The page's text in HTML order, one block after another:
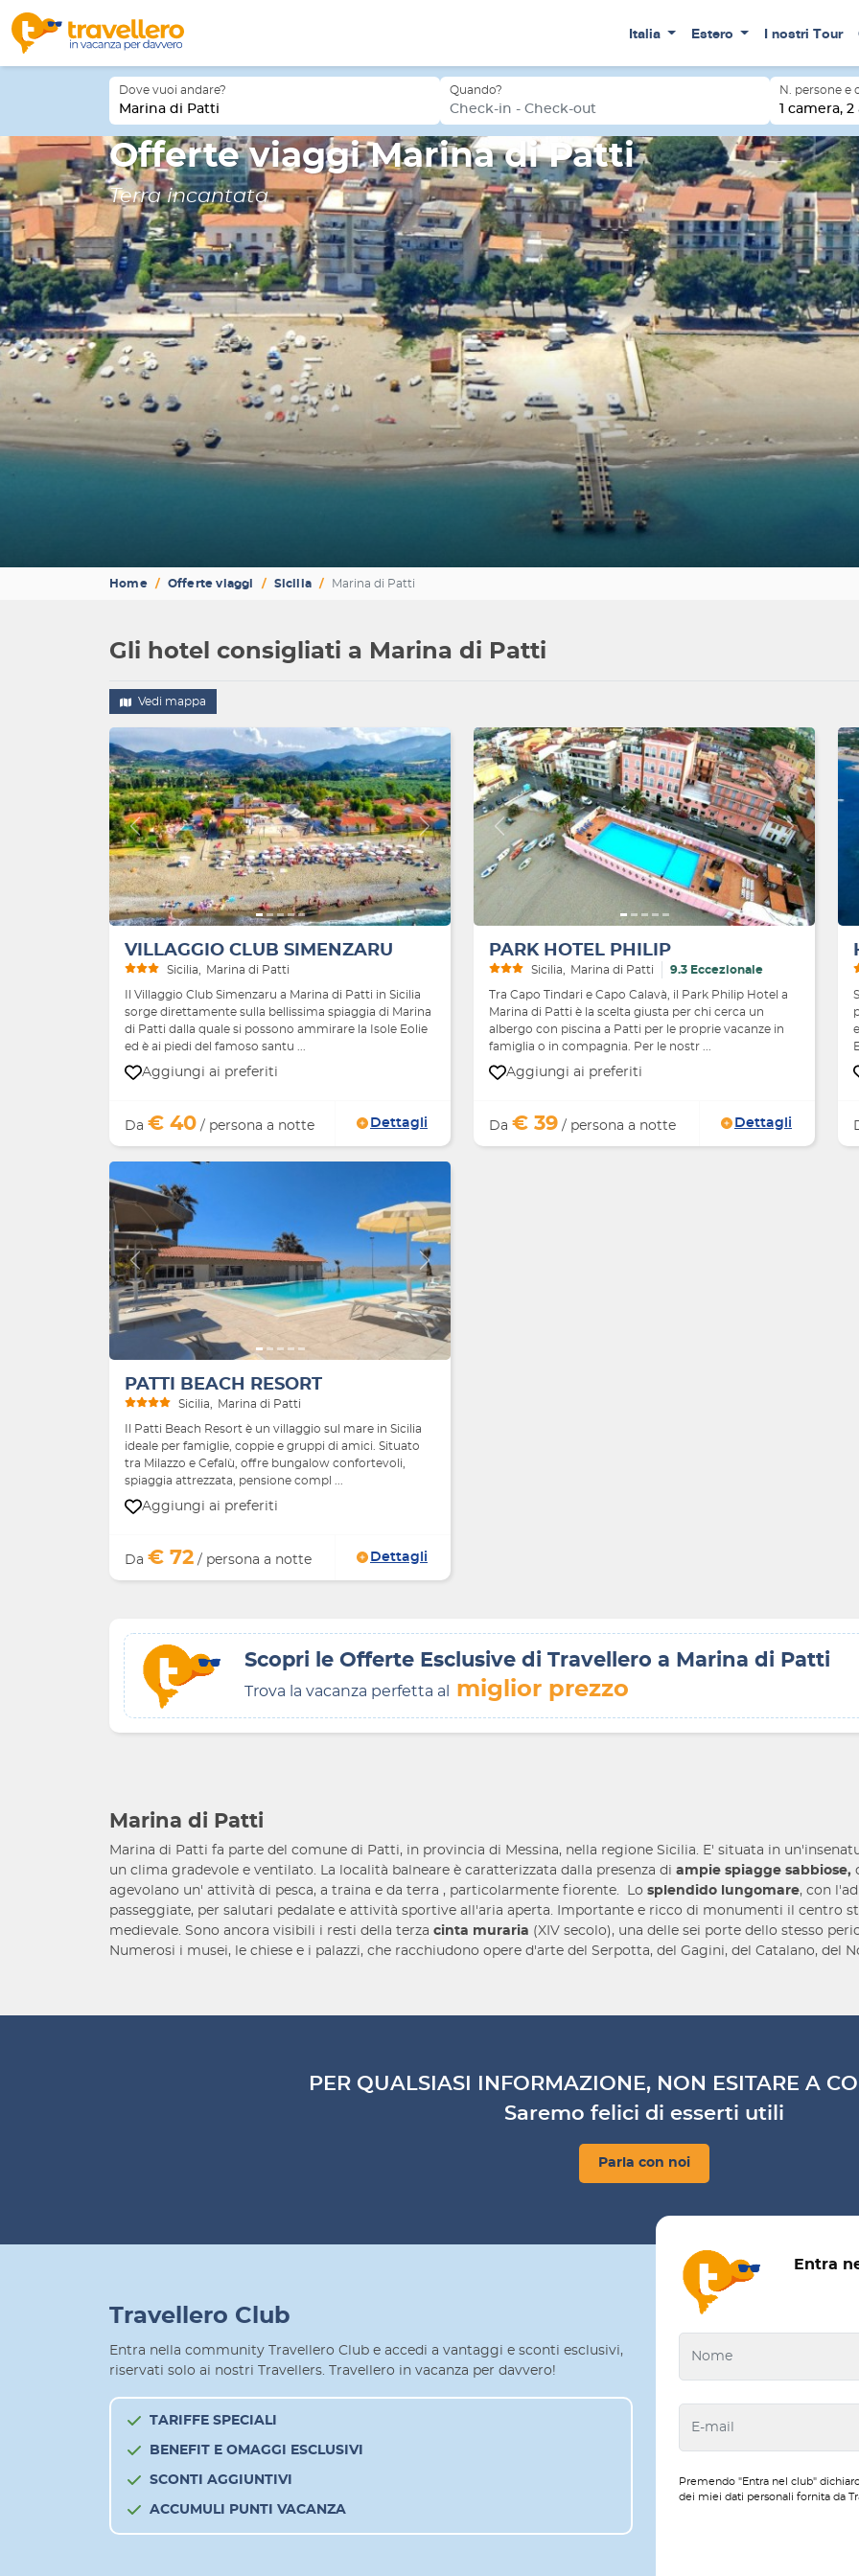
Italia Estero I nostri Tour
Dove vuoi andare?
Marina di Patti
Quando?
Check-in - Check-out
N. persone e
1 camera,
Offerte viaggi Marina di Patti
Terra incantata
Home Offerte viaggi Sicilia Marina di Patti
Gli hotel consigliati a Marina di Patti
Vedi mappa
Indietro Avanti
VILLAGGIO CLUB SIMENZARU
Sicilia Marina di Patti
Il Villaggio Club Simenzaru a Marina di Patti in Sicilia
sorge direttamente sulla bellissima spiaggia di Marina
di Patti dalla quale si possono ammirare la Isole Eolie
ed è ai piedi del famoso santu ...
Aggiungi ai preferiti
Da € 40 / persona a notte Dettagli
Indietro Avanti
PARK HOTEL PHILIP
Sicilia Marina di Patti 9.3 Eccezionale
Tra Capo Tindari e Capo Calavà, il Park Philip Hotel a
Marina di Patti è la scelta giusta per chi cerca un
albergo con piscina a Patti per le proprie vacanze in
famiglia o in compagnia. Per le nostr ...
Aggiungi ai preferiti
Da € 39 / persona a notte Dettagli
Indietro Avanti
PATTI BEACH RESORT
Sicilia Marina di Patti
Il Patti Beach Resort è un villaggio sul mare in Sicilia
ideale per famiglie, coppie e gruppi di amici. Situato
tra Milazzo e Cefalù, offre bungalow confortevoli,
spiaggia attrezzata, pensione compl ...
Aggiungi ai preferiti
Da € 72 / persona a notte Dettagli
Scopri le Offerte Esclusive di Travellero a Marina di Patti
Trova la vacanza perfetta al miglior prezzo
Marina di Patti
Marina di Patti fa parte del comune di Patti, in provincia di Messina, nella regione Sicilia. E' situata in
un clima gradevole e ventilato. La località balneare è caratterizzata dalla presenza di ampie spiagge sabbiose,
agevolano un' attività di pesca, a traina e da terra , particolarmente fiorente. Lo splendido lungomare, con
passeggiate, per salutari pedalate e attività sportive all'aria aperta. Importante e ricco di monumenti il centro
medievale. Sono ancora visibili i resti della terza cinta muraria (XIV secolo), una delle sei porte dello stesso
Numerosi i musei, le chiese e i palazzi, che racchiudono opere d'arte del Serpotta, del Gagini, del Catalano, del
PER QUALSIASI INFORMAZIONE, NON ESITARE A
Saremo felici di esserti utili
Parla con noi
Travellero Club
Entra nella community Travellero Club e accedi a vantaggi e sconti esclusivi,
riservati solo ai nostri Travellers. Travellero in vacanza per davvero!
TARIFFE SPECIALI
BENEFIT E OMAGGI ESCLUSIVI
SCONTI AGGIUNTIVI
ACCUMULI PUNTI VACANZA
Entra
Premendo "Entra nel club"
dei miei dati personali fornita da